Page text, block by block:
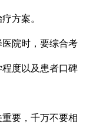
方案。
院时，要综合考
度以及患者口碑
要，千万不要相